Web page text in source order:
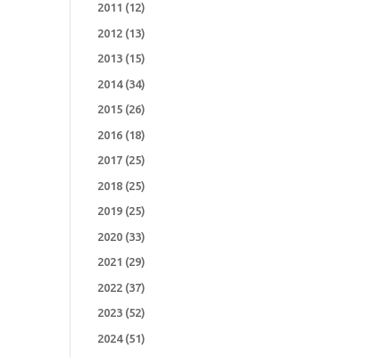
2011 (12)
2012 (13)
2013 (15)
2014(34)
2015 (26)
2016 (18)
2017 (25)
2018 (25)
2019 (25)
2020 (33)
2021 (29)
2022 (37)
2023 (52)
2024(51)